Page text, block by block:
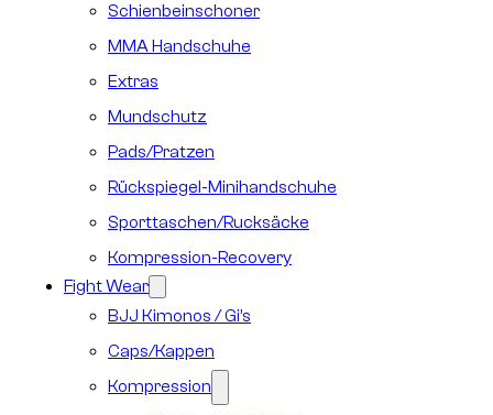
Schienbeinschoner
MMA Handschuhe
Extras
Mundschutz
Pads/Pratzen
Rückspiegel-Minihandschuhe
Sporttaschen/Rucksäcke
Kompression-Recovery
Fight Wear
BJJ Kimonos / Gi’s
Caps/Kappen
Kompression